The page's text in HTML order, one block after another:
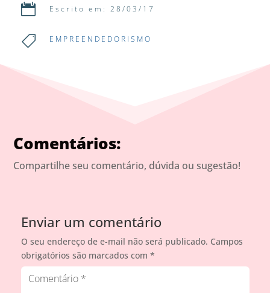
 Escrito em: 28/03/17
 EMPREENDEDORISMO
Comentários:
Compartilhe seu comentário, dúvida ou sugestão!
Enviar um comentário
O seu endereço de e-mail não será publicado. Campos
obrigatórios são marcados com *